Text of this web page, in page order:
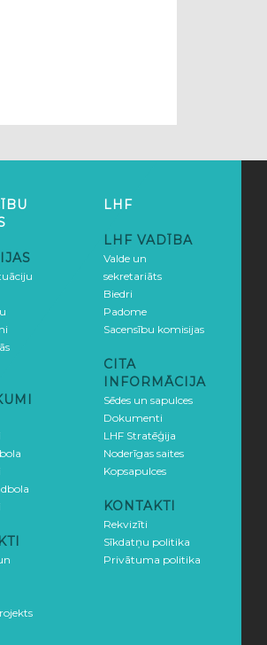
LHF
LHF VADĪBA
Valde un
sekretariāts
Biedri
Padome
Sacensību komisijas
CITA
INFORMĀCIJA
Sēdes un sapulces
Dokumenti
LHF Stratēģija
Noderīgas saites
Kopsapulces
KONTAKTI
Rekvizīti
Sīkdatņu politika
Privātuma politika